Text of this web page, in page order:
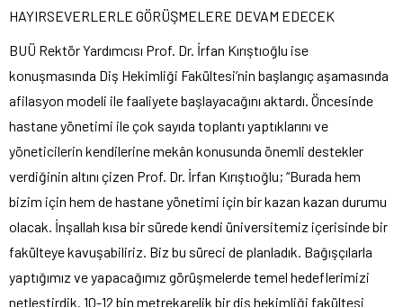
HAYIRSEVERLERLE GÖRÜŞMELERE DEVAM EDECEK
BUÜ Rektör Yardımcısı Prof. Dr. İrfan Kırıştıoğlu ise
konuşmasında Diş Hekimliği Fakültesi’nin başlangıç aşamasında
afilasyon modeli ile faaliyete başlayacağını aktardı. Öncesinde
hastane yönetimi ile çok sayıda toplantı yaptıklarını ve
yöneticilerin kendilerine mekân konusunda önemli destekler
verdiğinin altını çizen Prof. Dr. İrfan Kırıştıoğlu; “Burada hem
bizim için hem de hastane yönetimi için bir kazan kazan durumu
olacak. İnşallah kısa bir sürede kendi üniversitemiz içerisinde bir
fakülteye kavuşabiliriz. Biz bu süreci de planladık. Bağışçılarla
yaptığımız ve yapacağımız görüşmelerde temel hedeflerimizi
netleştirdik. 10-12 bin metrekarelik bir diş hekimliği fakültesi